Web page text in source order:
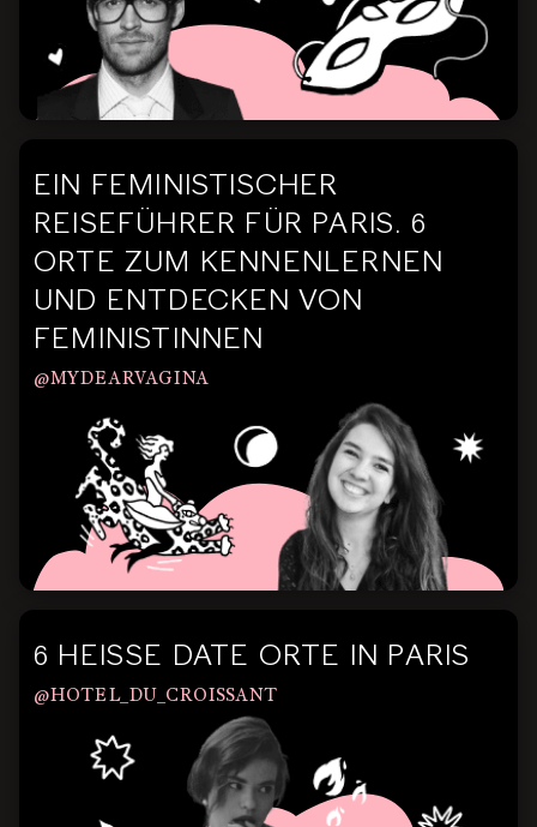
EIN FEMINISTISCHER
REISEFÜHRER FÜR PARIS. 6
ORTE ZUM KENNENLERNEN
UND ENTDECKEN VON
FEMINISTINNEN
@MYDEARVAGINA
6 HEISSE DATE ORTE IN PARIS
@HOTEL_DU_CROISSANT